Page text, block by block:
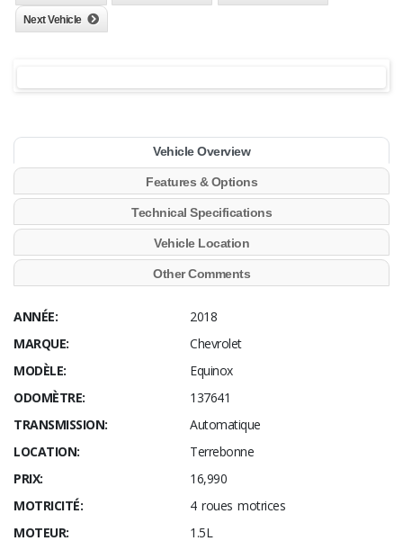
Next Vehicle
Vehicle Overview
Features & Options
Technical Specifications
Vehicle Location
Other Comments
ANNÉE:
2018
MARQUE:
Chevrolet
MODÈLE:
Equinox
ODOMÈTRE:
137641
TRANSMISSION:
Automatique
LOCATION:
Terrebonne
PRIX:
16,990
MOTRICITÉ:
4 roues motrices
MOTEUR:
1.5L